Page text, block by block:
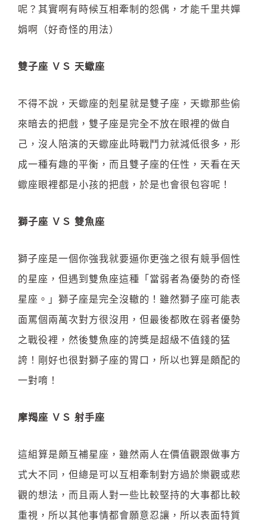
呢？其實啊有時候互相牽制的怨偶，才能千里共嬋
娟啊（好奇怪的用法）
雙子座 ＶＳ 天蠍座
不得不說，天蠍座的剋星就是雙子座，天蠍那些偷
來暗去的把戲，雙子座是完全不放在眼裡的做自
己，沒人陪演的天蠍座此時戰鬥力就減低很多，形
成一種有趣的平衡，而且雙子座的任性，天看在天
蠍座眼裡都是小孩的把戲，於是也會很包容呢！
獅子座 ＶＳ 雙魚座
獅子座是一個你強我就要逼你更強之很有競爭個性
的星座，但遇到雙魚座這種「當弱者為優勢的奇怪
星座。」獅子座是完全沒轍的！雖然獅子座可能表
面罵個兩萬次對方很沒用，但最後都敗在弱者優勢
之戰役裡，然後雙魚座的誇獎是超級不值錢的猛
誇！剛好也很對獅子座的胃口，所以也算是頗配的
一對唷！
摩羯座 ＶＳ 射手座
這組算是頗互補星座，雖然兩人在價值觀跟做事方
式大不同，但總是可以互相牽制對方過於樂觀或悲
觀的想法，而且兩人對一些比較堅持的大事都比較
重視，所以其他事情都會願意忍讓，所以表面特質